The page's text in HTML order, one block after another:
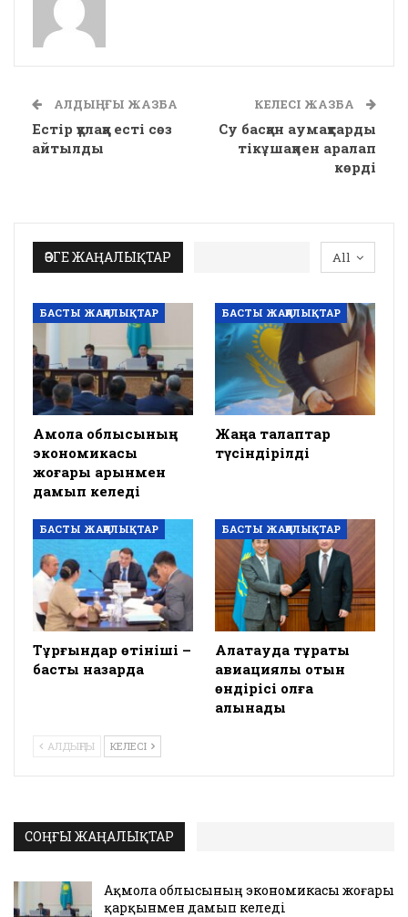
АЛДЫҢҒЫ ЖАЗБА
Естір құлаққа есті сөз
айтылды
КЕЛЕСІ ЖАЗБА
Су басқан аумақтарды
тікұшақпен аралап
көрді
All
ӨЗГЕ ЖАҢАЛЫҚТАР
БАСТЫ ЖАҢАЛЫҚТАР
Ақмола облысының
экономикасы
жоғары қарқынмен
дамып келеді
БАСТЫ ЖАҢАЛЫҚТАР
Жаңа талаптар
түсіндірілді
БАСТЫ ЖАҢАЛЫҚТАР
Тұрғындар өтініші –
басты назарда
БАСТЫ ЖАҢАЛЫҚТАР
Алатауда тұрақты
авиациялық отын
өндірісі қолға
алынады
АЛДЫҢҒЫ КЕЛЕСІ
СОҢҒЫ ЖАҢАЛЫҚТАР
Ақмола облысының экономикасы жоғары
қарқынмен дамып келеді